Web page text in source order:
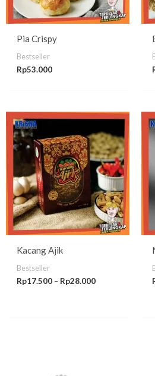
Pia Crispy
Bestseller
Rp53.000
Kacang Ajik
Bestseller
Rp17.500 – Rp28.000
Rentang
Rp17.500
hingga
Rp28.000